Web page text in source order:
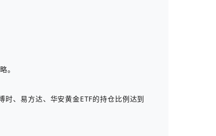
。
、易方达、华安黄金ETF的持仓比例达到